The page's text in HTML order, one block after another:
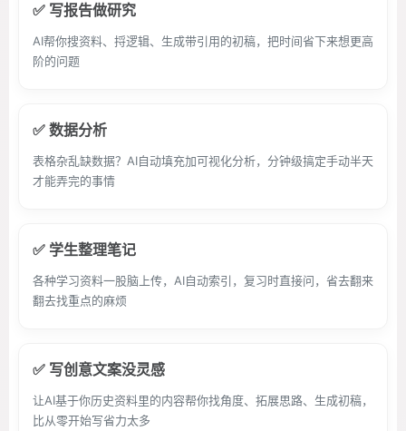
✅ 写报告做研究
AI帮你搜资料、捋逻辑、生成带引用的初稿，把时间省下来想更高
阶的问题
✅ 数据分析
表格杂乱缺数据？AI自动填充加可视化分析，分钟级搞定手动半天
才能弄完的事情
✅ 学生整理笔记
各种学习资料一股脑上传，AI自动索引，复习时直接问，省去翻来
翻去找重点的麻烦
✅ 写创意文案没灵感
让AI基于你历史资料里的内容帮你找角度、拓展思路、生成初稿，
比从零开始写省力太多